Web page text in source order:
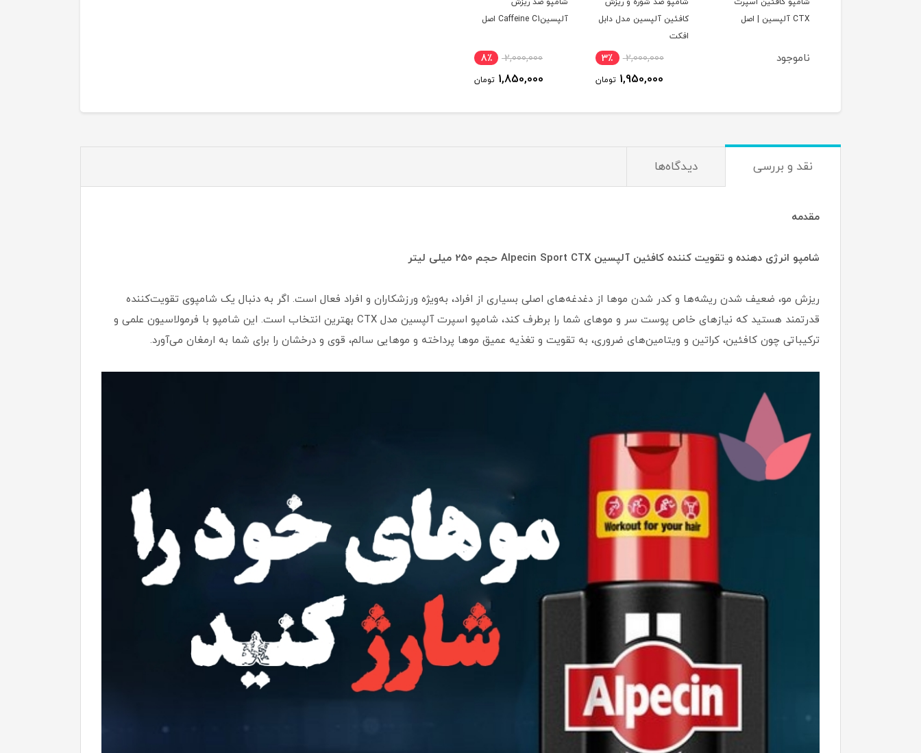
CTX آلپسین | اصل
ناموجود
کافئین آلپسین مدل دابل
افکت
2,000,000 3٪
1,950,000 تومان
آلپسینCaffeine C1 اصل
2,000,000 8٪
1,850,000 تومان
نقد و بررسی دیدگاه‌ها
مقدمه
شامپو انرژی دهنده و تقویت کننده کافئین آلپسین Alpecin Sport CTX حجم 250 میلی لیتر
ریزش مو، ضعیف شدن ریشه‌ها و کدر شدن موها از دغدغه‌های اصلی بسیاری از افراد، به‌ویژه ورزشکاران و افراد فعال است. اگر به دنبال یک شامپوی تقویت‌کننده
قدرتمند هستید که نیازهای خاص پوست سر و موهای شما را برطرف کند، شامپو اسپرت آلپسین مدل CTX بهترین انتخاب است. این شامپو با فرمولاسیون علمی و
ترکیباتی چون کافئین، کراتین و ویتامین‌های ضروری، به تقویت و تغذیه عمیق موها پرداخته و موهایی سالم، قوی و درخشان را برای شما به ارمغان می‌آورد.